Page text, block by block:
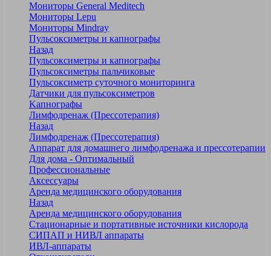
Мониторы General Meditech
Мониторы Lepu
Мониторы Mindray
Пульсоксиметры и капнографы
Назад
Пульсоксиметры и капнографы
Пульсоксиметры пальчиковые
Пульсоксиметр суточного мониторинга
Датчики для пульсоксиметров
Kапнографы
Лимфодренаж (Прессотерапия)
Назад
Лимфодренаж (Прессотерапия)
Аппарат для домашнего лимфодренажа и прессотерапии
Для дома - Оптимальный
Профессиональные
Аксессуары
Аренда медицинского оборудования
Назад
Аренда медицинского оборудования
Стационарные и портативные источники кислорода
СИПАП и НИВЛ аппараты
ИВЛ-аппараты